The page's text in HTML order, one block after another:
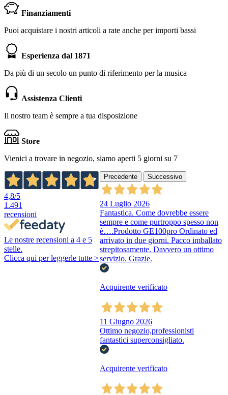
Finanziamenti
Puoi acquistare i nostri articoli a rate anche per importi bassi
Esperienza dal 1871
Da più di un secolo un punto di riferimento per la musica
Assistenza Clienti
Il nostro team è sempre a tua disposizione
Store
Vienici a trovare in negozio, siamo aperti 5 giorni su 7
4,8/5
1.491
recensioni
Le nostre recensioni a 4 e 5
stelle.
Clicca qui per leggerle tutte >
Precedente Successivo
24 Luglio 2026
Fantastica. Come dovrebbe essere
sempre e come purtroppo spesso non
è….Prodotto GE100pro Ordinato ed
arrivato in due giorni. Pacco imballato
strepitosamente. Davvero un ottimo
servizio. Grazie.
Acquirente verificato
11 Giugno 2026
Ottimo negozio,professionisti
fantastici superconsigliato.
Acquirente verificato